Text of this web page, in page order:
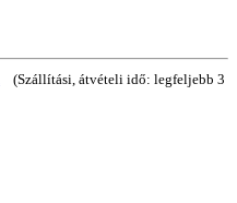
(Szállítási, átvételi idő: legfeljebb 3